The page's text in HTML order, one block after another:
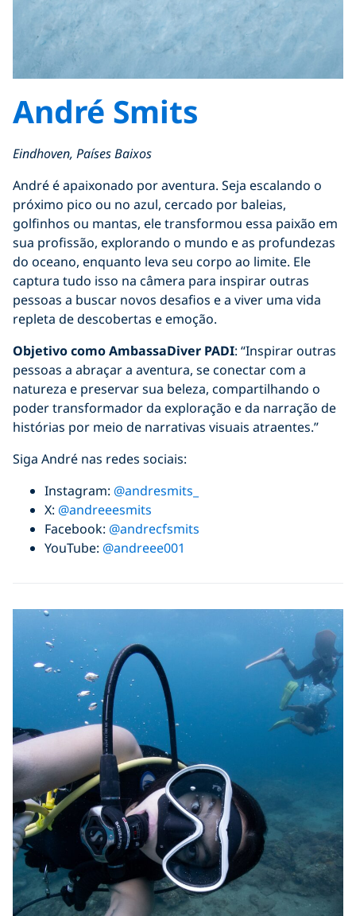
André Smits
Eindhoven, Países Baixos
André é apaixonado por aventura. Seja escalando o
próximo pico ou no azul, cercado por baleias,
golfinhos ou mantas, ele transformou essa paixão em
sua profissão, explorando o mundo e as profundezas
do oceano, enquanto leva seu corpo ao limite. Ele
captura tudo isso na câmera para inspirar outras
pessoas a buscar novos desafios e a viver uma vida
repleta de descobertas e emoção.
Objetivo comoAmbassaDiver PADI: “Inspirar outras
pessoas a abraçar a aventura, se conectar com a
natureza e preservar sua beleza, compartilhando o
poder transformador da exploração e da narração de
histórias por meio de narrativas visuais atraentes.”
Siga André nas redes sociais:
Instagram: @andresmits_
X: @andreeesmits
Facebook: @andrecfsmits
YouTube: @andreee001